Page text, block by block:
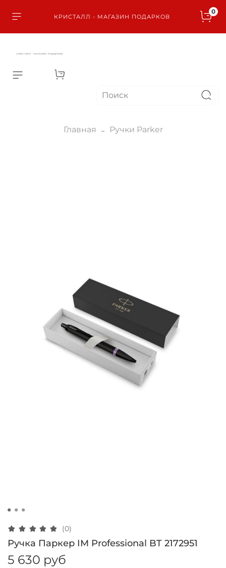
КРИСТАЛЛ - МАГАЗИН ПОДАРКОВ
0
КРИСТАЛЛ - МАГАЗИН ПОДАРКОВ
Главная Ручки Parker
(0)
Ручка Паркер IM Professional BT 2172951
5 630 руб